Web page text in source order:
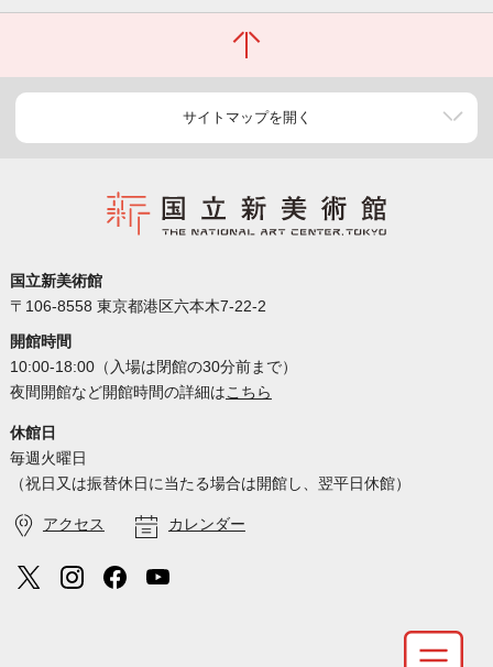
サイトマップを開く
国立新美術館
〒106-8558 東京都港区六本木7-22-2
開館時間
10:00-18:00（入場は閉館の30分前まで）
夜間開館など開館時間の詳細はこちら
休館日
毎週火曜日
（祝日又は振替休日に当たる場合は開館し、翌平日休館）
アクセス カレンダー